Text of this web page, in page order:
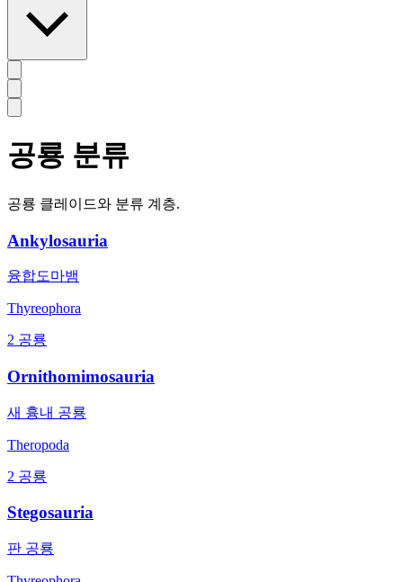
공룡 분류
공룡 클레이드와 분류 계층.
Ankylosauria
융합도마뱀
Thyreophora
2 공룡
Ornithomimosauria
새 흉내 공룡
Theropoda
2 공룡
Stegosauria
판 공룡